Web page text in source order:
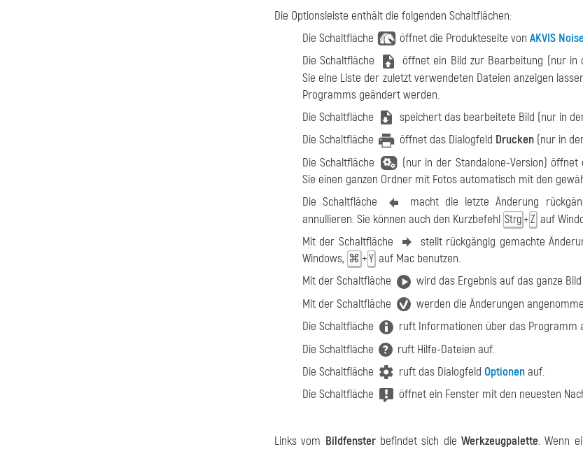
Die Optionsleiste enthält die folgenden Schaltflächen:
Die Schaltfläche
öffnet die Produkteseite von AKVIS
Die Schaltfläche
öffnet ein Bild zur Bearbeitung (nur in
Sie eine Liste der zuletzt verwendeten Dateien anzeigen
Programms geändert werden.
Die Schaltfläche
speichert das bearbeitete Bild (nur in
Die Schaltfläche
öffnet das Dialogfeld Drucken (nur in
Die Schaltfläche
(nur in der Standalone-Version) öffnet
Sie einen ganzen Ordner mit Fotos automatisch mit den
Die Schaltfläche
macht die letzte Änderung
annullieren. Sie können auch den Kurzbefehl Strg+Z auf
Mit der Schaltfläche
stellt rückgängig gemachte
Windows, ⌘ +Y auf Mac benutzen.
Mit der Schaltfläche
wird das Ergebnis auf das ganze
Mit der Schaltfläche
werden die Änderungen
Die Schaltfläche
ruft Informationen über das Programm
Die Schaltfläche
ruft Hilfe-Dateien auf.
Die Schaltfläche
ruft das Dialogfeld Optionenauf.
Die Schaltfläche
öffnet ein Fenster mit den neuesten
Links vom Bildfensterbefindet sich die Werkzeugpalette. Wenn